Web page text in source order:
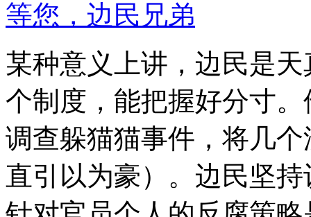
等您，边民兄弟
某种意义上讲，边民是
个制度，能把握好分寸
调查躲猫猫事件，将几
直引以为豪）。边民坚